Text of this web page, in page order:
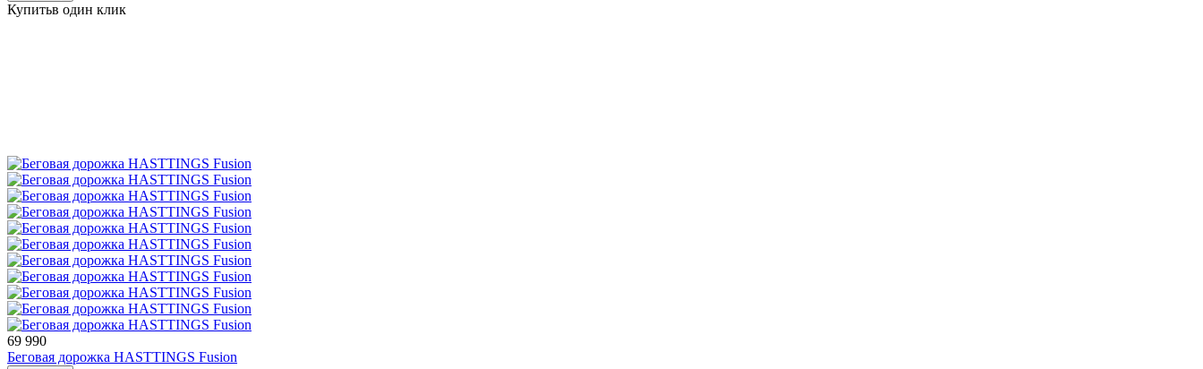
Купитьв один клик
69 990
Беговая дорожка HASTTINGS Fusion